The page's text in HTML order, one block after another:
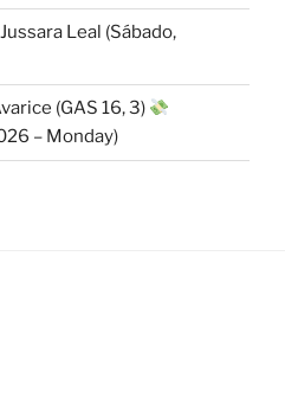
Jussara Leal (Sábado,
(GAS 16, 3)
– Monday)